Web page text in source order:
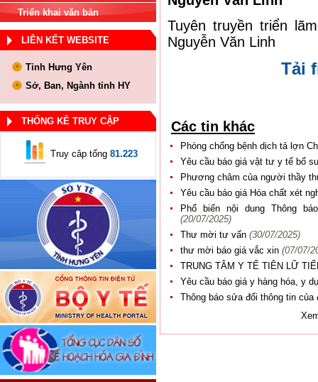
Triển khai văn bản
LIÊN KẾT WEBSITE
Tỉnh Hưng Yên
Sở, Ban, Ngành tỉnh HY
THỐNG KÊ TRUY CẬP
Truy câp tổng 81.223
Tuyên truyền triển
Nguyễn Văn Linh
Tải
Các tin khác
Phòng chống bệnh dịch tả lợn
Yêu cầu báo giá vật tư y tế bổ
Phương châm của người thầy
Yêu cầu báo giá Hóa chất xét
Phổ biến nội dung Thông
(20/07/2025)
Thư mời tư vấn (30/07/2025)
thư mời báo giá vắc xin (07/07/
TRUNG TÂM Y TẾ TIÊN LỮ
Yêu cầu báo giá y hàng hóa, y
Thông báo sửa đổi thông tin